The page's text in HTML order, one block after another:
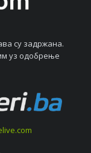
су задржана.
уз одобрeњe